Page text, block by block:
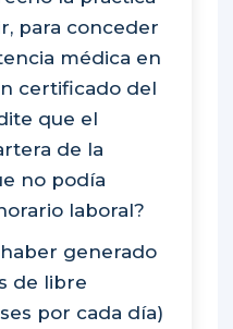
para conceder
médica en
certificado del
que el
de la
no podía
laboral?
haber generado
de libre
por cada día)